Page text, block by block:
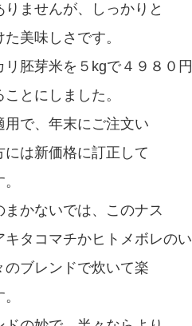
ませんが、しっかりと
美味しさです。
リ胚芽米を５kgで４９８０円
とにしました。
用で、年末にご注文い
には新価格に訂正して
まかないでは、このナス
キタコマチかヒトメボレのい
のブレンドで炊いて楽